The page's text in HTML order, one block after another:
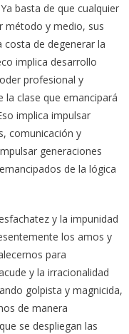
basta de que cualquier
método y medio, sus
costa de degenerar la
implica desarrollo
profesional y
la clase que emancipará
implica impulsar
comunicación y
generaciones
de la lógica
y la impunidad
los amos y
para
y la irracionalidad
golpista y magnicida,
de manera
se despliegan las